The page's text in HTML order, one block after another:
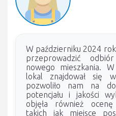
W październiku 2024
przeprowadzić
nowego mieszkania.
lokal znajdował się
pozwoliło nam na
potencjału i jakości
objęła również
takich jak miejsce